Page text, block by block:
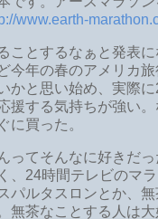
www.earth-
ことするなぁと発表
今年の春のアメリカ
かと思い始め、実際
援する気持ちが強い
に買った。
ってそんなに好きだ
、24時間テレビのマ
パルタスロンとか、
無茶なことする人は大